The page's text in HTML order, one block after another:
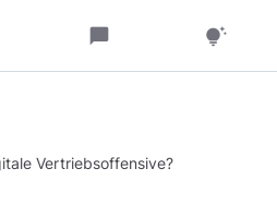
chat_bubble tips_and_updates
Vertriebsoffensive?